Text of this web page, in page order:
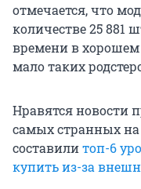
отмечается, что
количестве 25 881
времени в хорошем
мало таких
Нравятся новости
самых странных
составилитоп-6
купить из-за